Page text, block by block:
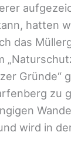
hatten
das
Gründe“
zu
wird in